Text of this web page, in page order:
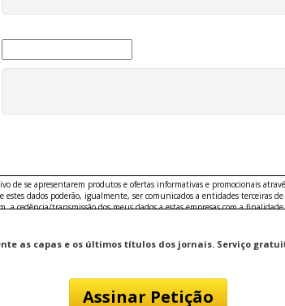
de se apresentarem produtos e ofertas informativas e promocionais
estes dados poderão, igualmente, ser comunicados a entidades terceiras
cedência/transmissão dos meus dados a estas empresas com a
entretenimento, jogos, lotarias e concursos.
electrónica, informática, moda e têxtil, imagem e som, complementos,
as capas e os últimos títulos dos jornais. Serviço